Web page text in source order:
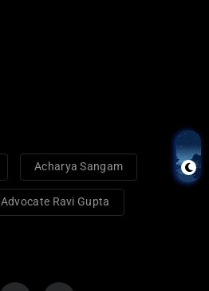
Acharya Sangam
Advocate Ravi Gupta